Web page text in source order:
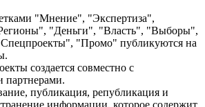
"Мнение", "Экспертиза",
"Деньги", "Власть", "Выборы",
"Промо" публикуются на
создается совместно с
партнерами.
публикация, републикация и
информации, которое содержит